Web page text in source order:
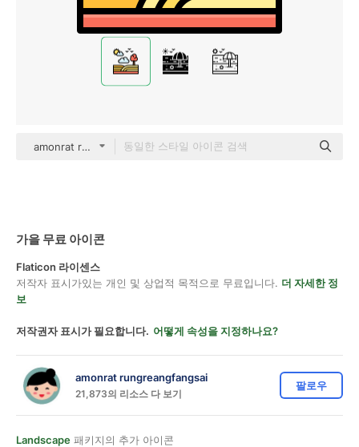
amonrat rungreangfangsai Outline Color
가을 무료 아이콘
Flaticon 라이센스
저작자 표시가있는 개인 및 상업적 목적으로 무료입니다. 더 자세한 정
보
저작권자 표시가 필요합니다. 어떻게 속성을 지정하나요?
amonrat rungreangfangsai
21,873의 리소스 다 보기
팔로우
Landscape 패키지의 추가 아이콘